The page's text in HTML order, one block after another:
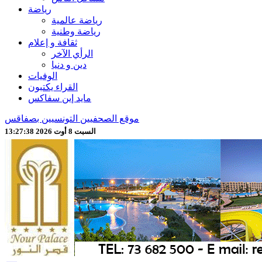
رياضة
رياضة عالمية
رياضة وطنية
ثقافة و إعلام
الرأي الآخر
دين و دنيا
الوفيات
القراء يكتبون
مايد إين سفاكس
موقع الصحفيين التونسيين بصفاقس
السبت 8 أوت 2026 13:27:40